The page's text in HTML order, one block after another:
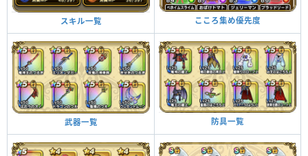
スキル一覧 こころ集め優先度
武器一覧 防具一覧